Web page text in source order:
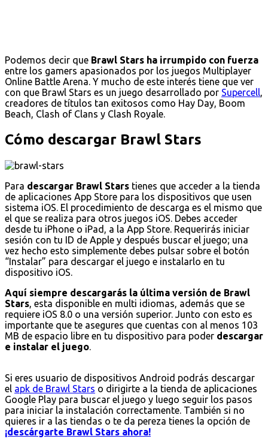
Podemos decir que Brawl Stars ha irrumpido con fuerza
entre los gamers apasionados por los juegos Multiplayer
Online Battle Arena. Y mucho de este interés tiene que ver
con que Brawl Stars es un juego desarrollado por Supercell,
creadores de títulos tan exitosos como Hay Day, Boom
Beach, Clash of Clans y Clash Royale.
Cómo descargar Brawl Stars
Para descargar Brawl Stars tienes que acceder a la tienda
de aplicaciones App Store para los dispositivos que usen
sistema iOS. El procedimiento de descarga es el mismo que
el que se realiza para otros juegos iOS. Debes acceder
desde tu iPhone o iPad, a la App Store. Requerirás iniciar
sesión con tu ID de Apple y después buscar el juego; una
vez hecho esto simplemente debes pulsar sobre el botón
“Instalar” para descargar el juego e instalarlo en tu
dispositivo iOS.
Aquí siempre descargarás la última versión de Brawl
Stars, esta disponible en multi idiomas, además que se
requiere iOS 8.0 o una versión superior. Junto con esto es
importante que te asegures que cuentas con al menos 103
MB de espacio libre en tu dispositivo para poder descargar
e instalar el juego.
Si eres usuario de dispositivos Android podrás descargar
el apk de Brawl Stars o dirigirte a la tienda de aplicaciones
Google Play para buscar el juego y luego seguir los pasos
para iniciar la instalación correctamente. También si no
quieres ir a las tiendas o te da pereza tienes la opción de
¡descárgarte Brawl Stars ahora!